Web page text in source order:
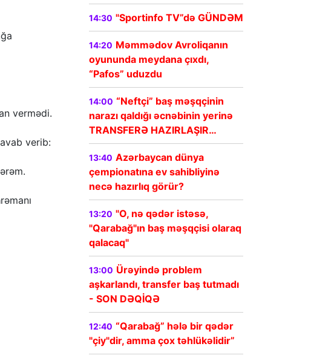
vermədi.
verib:
14:30 "Sportinfo TV”də GÜNDƏM
14:20 Məmmədov Avroliqanın
oyununda meydana çıxdı,
“Pafos” uduzdu
14:00 “Neftçi” baş məşqçinin
narazı qaldığı əcnəbinin yerinə
TRANSFERƏ HAZIRLAŞIR…
13:40 Azərbaycan dünya
çempionatına ev sahibliyinə
necə hazırlıq görür?
13:20 "O, nə qədər istəsə,
"Qarabağ"ın baş məşqçisi olaraq
qalacaq"
13:00 Ürəyində problem
aşkarlandı, transfer baş tutmadı
- SON DƏQİQƏ
12:40 “Qarabağ” hələ bir qədər
"çiy"dir, amma çox təhlükəlidir”